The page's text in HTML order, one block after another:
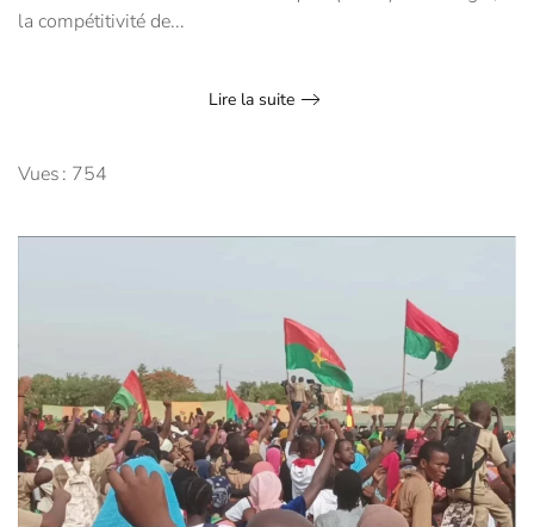
la compétitivité de...
Lire la suite
Vues : 754